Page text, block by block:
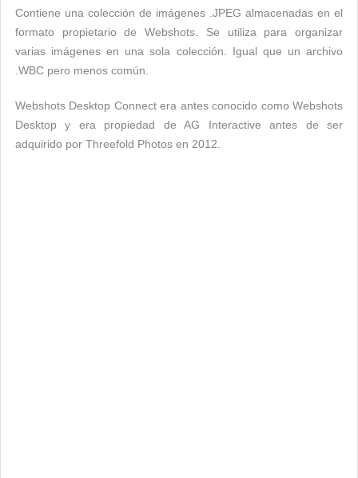
Contiene una colección de imágenes .JPEG almacenadas en el
formato propietario de Webshots. Se utiliza para organizar
varias imágenes en una sola colección. Igual que un archivo
.WBC pero menos común.
Webshots Desktop Connect era antes conocido como Webshots
Desktop y era propiedad de AG Interactive antes de ser
adquirido por Threefold Photos en 2012.